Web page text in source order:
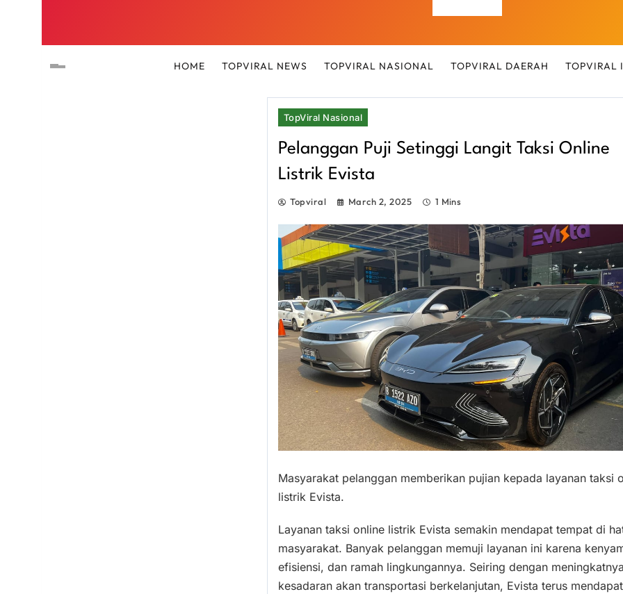
HOME TOPVIRAL NEWS TOPVIRAL NASIONAL TOPVIRAL DAERAH TOPVIRAL
TopViral Nasional
Pelanggan Puji Setinggi Langit Taksi Online
Listrik Evista
Topviral March 2, 2025 1 Mins
Masyarakat pelanggan memberikan pujian kepada layanan taksi
listrik Evista.
Layanan taksi online listrik Evista semakin mendapat tempat di
masyarakat. Banyak pelanggan memuji layanan ini karena
efisiensi, dan ramah lingkungannya. Seiring dengan
kesadaran akan transportasi berkelanjutan, Evista terus